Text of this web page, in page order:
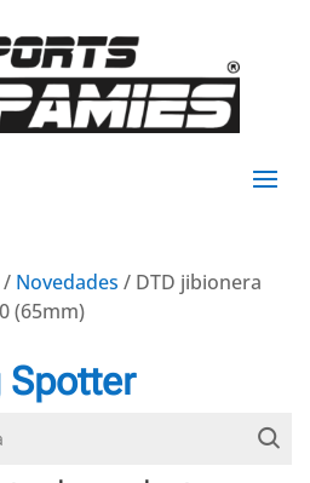
/ Novedades / DTD jibionera
(65mm)
Spotter